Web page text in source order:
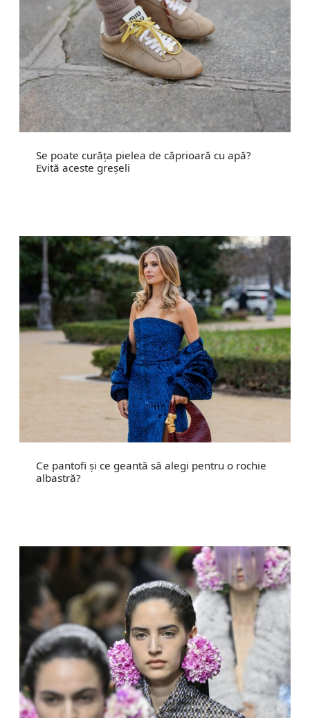
Se poate curăța pielea de căprioară cu apă?
Evită aceste greșeli
Ce pantofi și ce geantă să alegi pentru o rochie
albastră?